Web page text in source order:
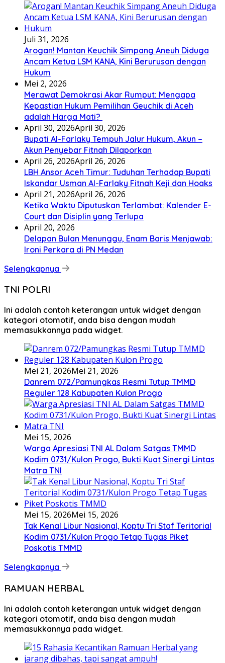
Juli 31, 2026
Arogan! Mantan Keuchik Simpang Aneuh Diduga
Ancam Ketua LSM KANA, Kini Berurusan dengan
Hukum
Mei 2, 2026
Merawat Demokrasi Akar Rumput: Mengapa
Kepastian Hukum Pemilihan Geuchik di Aceh
adalah Harga Mati? ‎
April 30, 2026April 30, 2026
Bupati Al-Farlaky Tempuh Jalur Hukum, Akun –
Akun Penyebar Fitnah Dilaporkan
April 26, 2026April 26, 2026
LBH Ansor Aceh Timur: Tuduhan Terhadap Bupati
Iskandar Usman Al-Farlaky Fitnah Keji dan Hoaks
April 21, 2026April 26, 2026
Ketika Waktu Diputuskan Terlambat: Kalender E-
Court dan Disiplin yang Terlupa
April 20, 2026
Delapan Bulan Menunggu, Enam Baris Menjawab:
Ironi Perkara di PN Medan
Selengkapnya
TNI POLRI
Ini adalah contoh keterangan untuk widget dengan
kategori otomotif, anda bisa dengan mudah
memasukkannya pada widget.
Mei 21, 2026Mei 21, 2026
Danrem 072/Pamungkas Resmi Tutup TMMD
Reguler 128 Kabupaten Kulon Progo
Mei 15, 2026
Warga Apresiasi TNI AL Dalam Satgas TMMD
Kodim 0731/Kulon Progo, Bukti Kuat Sinergi Lintas
Matra TNI
Mei 15, 2026Mei 15, 2026
Tak Kenal Libur Nasional, Koptu Tri Staf Teritorial
Kodim 0731/Kulon Progo Tetap Tugas Piket
Poskotis TMMD
Selengkapnya
RAMUAN HERBAL
Ini adalah contoh keterangan untuk widget dengan
kategori otomotif, anda bisa dengan mudah
memasukkannya pada widget.